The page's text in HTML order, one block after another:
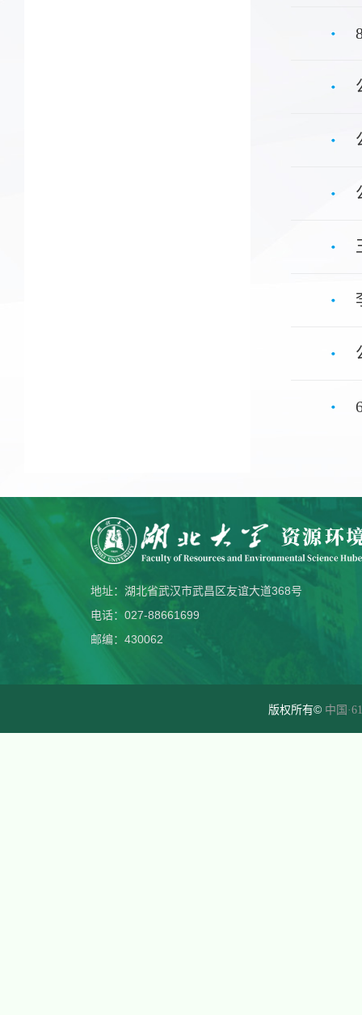
地址：湖北省武汉市武昌区友谊大道368号
电话：027-88661699
邮编：430062
版权所有© 中国